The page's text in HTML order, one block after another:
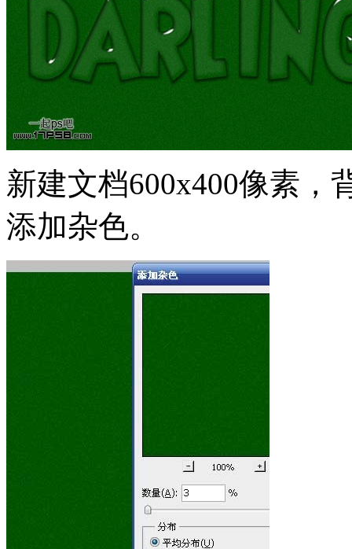
新建文档600x400像素，
添加杂色。